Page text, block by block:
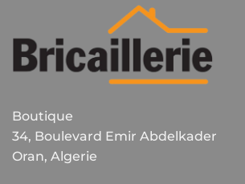
Boutique
34, Boulevard Emir Abdelkader
Oran, Algerie